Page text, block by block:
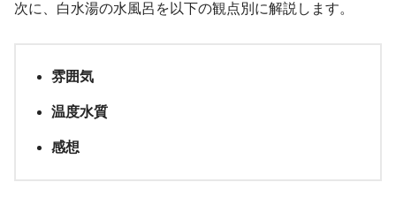
次に、白水湯の水風呂を以下の観点別に解説します。
雰囲気
温度水質
感想